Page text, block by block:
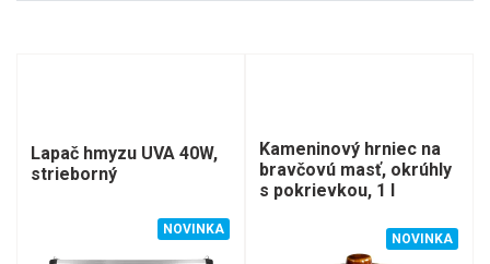
Lapač hmyzu UVA 40W,
strieborný
NOVINKA
Kameninový hrniec na
bravčovú masť, okrúhly
s pokrievkou, 1 l
NOVINKA